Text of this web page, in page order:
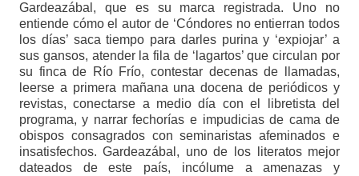
Gardeazábal, que es su marca registrada. Uno no
entiende cómo el autor de ‘Cóndores no entierran todos
los días’ saca tiempo para darles purina y ‘expiojar’ a
sus gansos, atender la fila de ‘lagartos’ que circulan por
su finca de Río Frío, contestar decenas de llamadas,
leerse a primera mañana una docena de periódicos y
revistas, conectarse a medio día con el libretista del
programa, y narrar fechorías e impudicias de cama de
obispos consagrados con seminaristas afeminados e
insatisfechos. Gardeazábal, uno de los literatos mejor
dateados de este país, incólume a amenazas y